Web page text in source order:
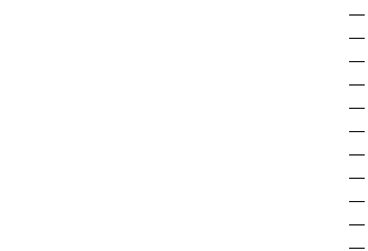
—
—
—
—
—
—
—
—
—
—
—